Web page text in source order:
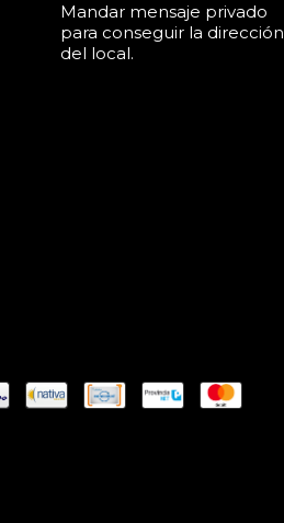
Mandar mensaje privado
para conseguir la dirección
del local.